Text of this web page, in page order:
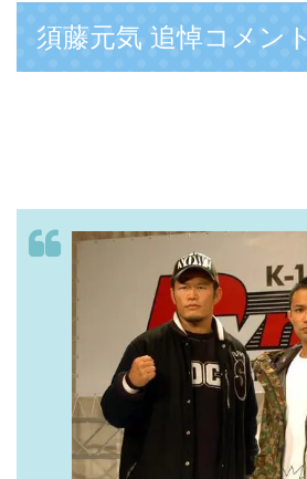
須藤元気 追悼コメント